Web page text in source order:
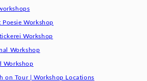
Workshop
Workshop
Workshop
Workshop
on Tour | Workshop Locations